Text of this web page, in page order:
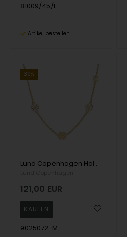
81009/45/F
Artikel bestellen
39%
Lund Copenhagen Halskette, model 9025072-M
121,00 EUR
9025072-M